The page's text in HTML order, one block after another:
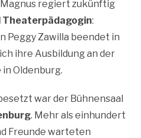
regiert zukünftig
Theaterpädagogin:
Peggy Zawilla beendet in
ihre Ausbildung an der
Oldenburg.
war der Bühnensaal
. Mehr als einhundert
Freunde warteten